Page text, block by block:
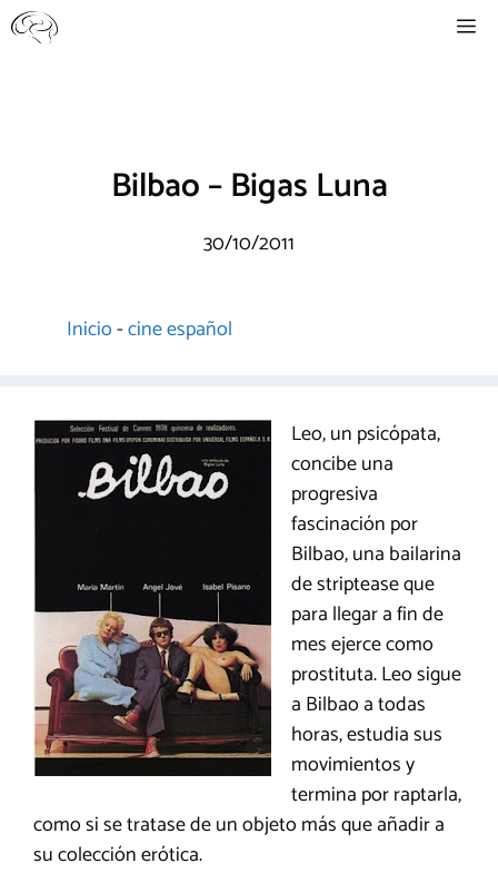
Saltar
al
Bilbao – Bigas Luna
30/10/2011
Inicio-cine español
Leo, un psicópata,
concibe una
progresiva
fascinación por
Bilbao, una bailarina
de striptease que
para llegar a fin de
mes ejerce como
prostituta. Leo sigue
a Bilbao a todas
horas, estudia sus
movimientos y
termina por raptarla,
como si se tratase de un objeto más que añadir a
su colección erótica.